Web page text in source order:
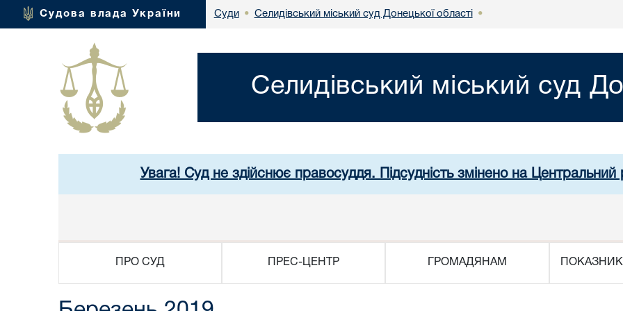
Судова влада України Суди • Селидівський міський суд Донецької області •
Селидівський міський суд
Увага! Суд не здійснює правосуддя. Підсудність змінено на Центральний
ПРО СУД ПРЕС-ЦЕНТР ГРОМАДЯНАМ